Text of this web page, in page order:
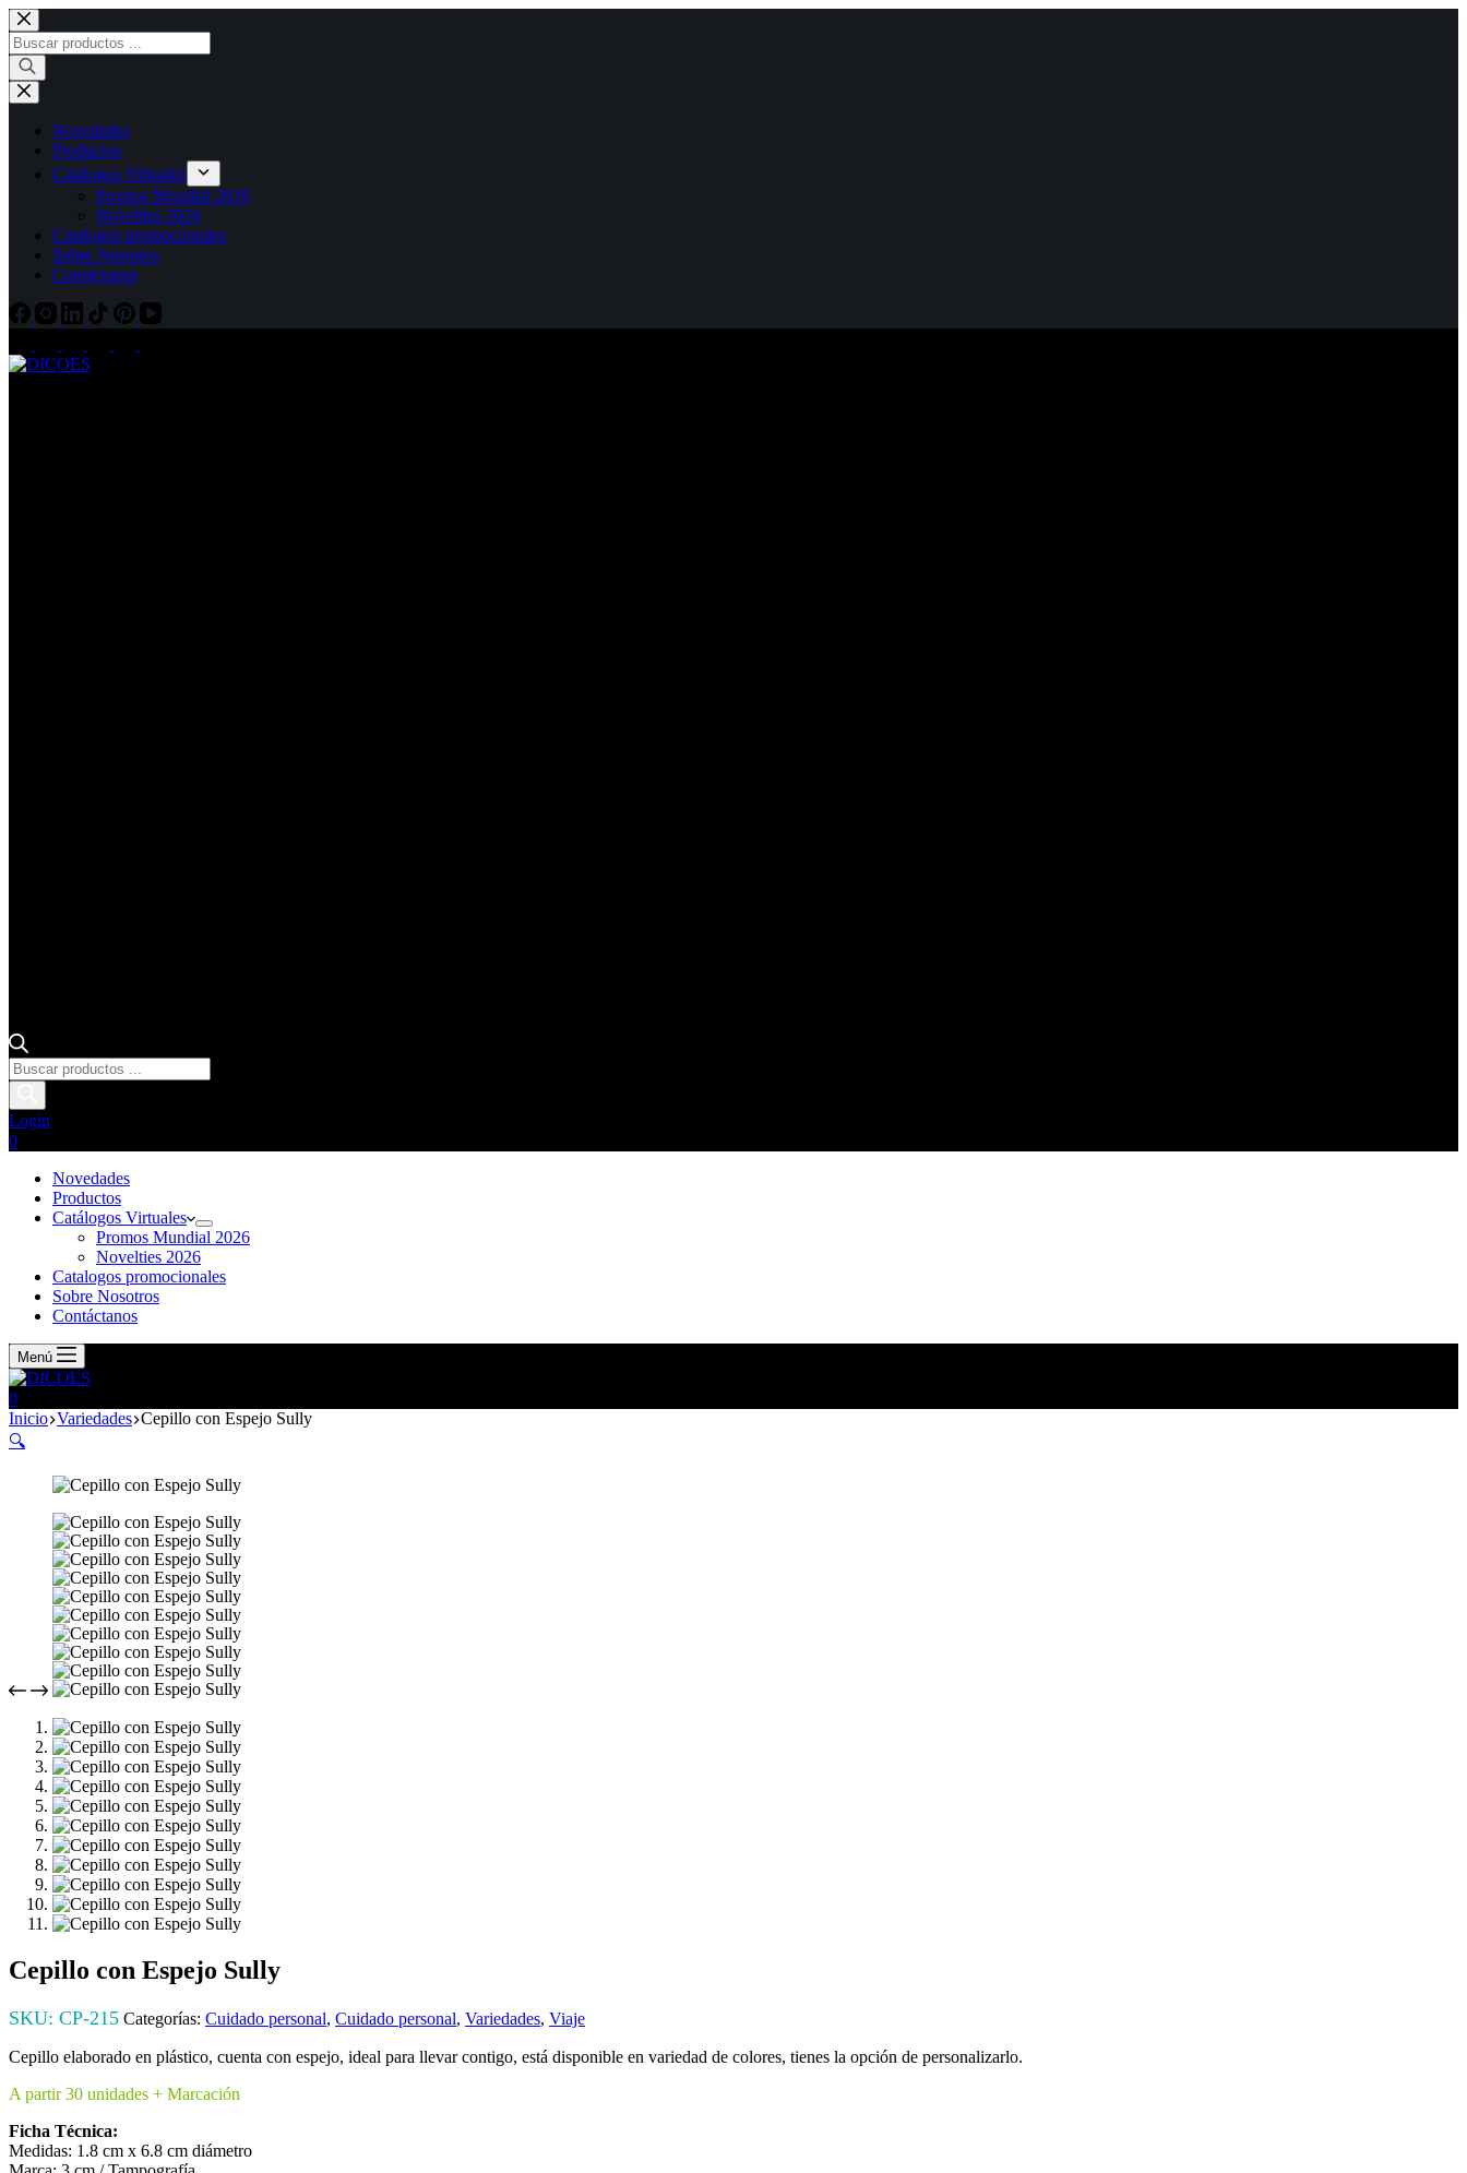
Novedades
Productos
Catálogos Virtuales
Promos Mundial 2026
Novelties 2026
Catalogos promocionales
Sobre Nosotros
Contáctanos
Login
0
Novedades
Productos
Catálogos Virtuales
Promos Mundial 2026
Novelties 2026
Catalogos promocionales
Sobre Nosotros
Contáctanos
Menú
0
Inicio Variedades Cepillo con Espejo Sully
🔍
Cepillo con Espejo Sully
SKU: CP-215 Categorías: Cuidado personal, Cuidado personal, Variedades, Viaje
Cepillo elaborado en plástico, cuenta con espejo, ideal para llevar contigo, está disponible en variedad de colores, tienes la opción de personalizarlo.
A partir 30 unidades + Marcación
Ficha Técnica:
Medidas: 1.8 cm x 6.8 cm diámetro